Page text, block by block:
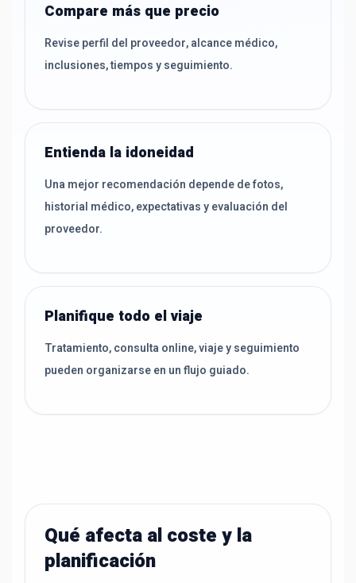
Compare más que precio
Revise perfil del proveedor, alcance médico,
inclusiones, tiempos y seguimiento.
Entienda la idoneidad
Una mejor recomendación depende de fotos,
historial médico, expectativas y evaluación del
proveedor.
Planifique todo el viaje
Tratamiento, consulta online, viaje y seguimiento
pueden organizarse en un flujo guiado.
Qué afecta al coste y la
planificación